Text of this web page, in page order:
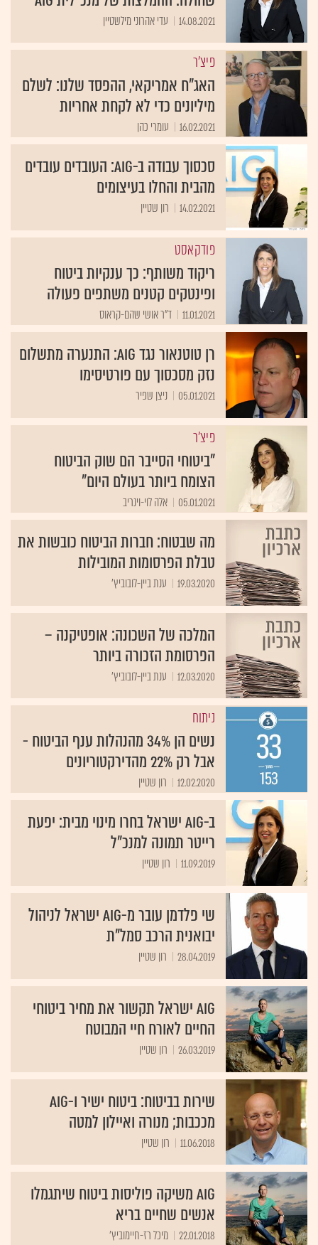
14.08.2021 עדי אהרוני מילשטיין
פיצ'ר
האג"ח אמריקאי, ההפסד שלנו: לשלם
מיליונים כדי לא לקחת אחריות
16.02.2021 עומרי כהן
סכסוך עבודה ב-AIG: העובדים עובדים
מהבית והחלו בעיצומים
14.02.2021 רון שטיין
פודקאסט
ריקוד משותף: כך ענקיות ביטוח
ופינטקים קטנים משתפים פעולה
11.01.2021 ד"ר אושי שהם-קראוס
רן טוטנאור נגד AIG: התנערה מתשלום
נזק מסכסוך עם פורטיסימו
05.01.2021 ניצן שפיר
פיצ'ר
"ביטוחי הסייבר הם שוק הביטוח
הצומח ביותר בעולם היום"
05.01.2021 אלה לוי-וינריב
מה שבטוח: חברות הביטוח כובשות את
טבלת הפרסומות המובילות
19.03.2020 ענת ביין-לובוביץ'
המלכה של השכונה: אופטיקנה –
הפרסומת הזכורה ביותר
12.03.2020 ענת ביין-לובוביץ'
ניתוח
נשים הן 34% מהנהלות ענף הביטוח -
אבל רק 22% מהדירקטוריונים
12.02.2020 רון שטיין
ב-AIG ישראל בחרו מינוי מבית: יפעת
רייטר תמונה למנכ"ל
11.09.2019 רון שטיין
שי פלדמן עובר מ-AIG ישראל לניהול
יבואנית הרכב סמל"ת
28.04.2019 רון שטיין
AIG ישראל תקשור את מחיר ביטוחי
החיים לאורח חיי המבוטח
26.03.2019 רון שטיין
שירות בביטוח: ביטוח ישיר ו-AIG
מככבות; מנורה ואיילון למטה
11.06.2018 רון שטיין
AIG משיקה פוליסות ביטוח שיתגמלו
אנשים שחיים בריא
22.01.2018 מיכל רז-חיימוביץ'